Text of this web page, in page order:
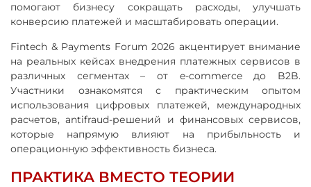
помогают бизнесу сокращать расходы, улучшать
конверсию платежей и масштабировать операции.
Fintech & Payments Forum 2026 акцентирует внимание
на реальных кейсах внедрения платежных сервисов в
различных сегментах – от e-commerce до B2B.
Участники ознакомятся с практическим опытом
использования цифровых платежей, международных
расчетов, antifraud-решений и финансовых сервисов,
которые напрямую влияют на прибыльность и
операционную эффективность бизнеса.
ПРАКТИКА ВМЕСТО ТЕОРИИ